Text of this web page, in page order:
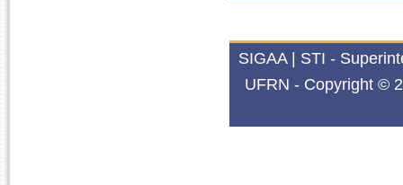
SIGAA | STI -
UFRN - Copyright ©